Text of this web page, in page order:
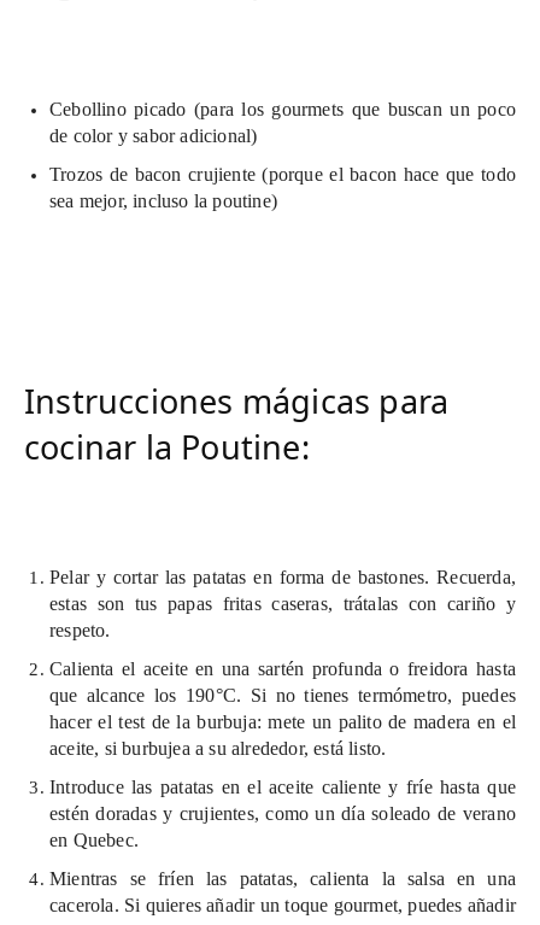
Cebollino picado (para los gourmets que buscan un poco
de color y sabor adicional)
Trozos de bacon crujiente (porque el bacon hace que todo
sea mejor, incluso la poutine)
Instrucciones mágicas para
cocinar la Poutine:
Pelar y cortar las patatas en forma de bastones. Recuerda,
estas son tus papas fritas caseras, trátalas con cariño y
respeto.
Calienta el aceite en una sartén profunda o freidora hasta
que alcance los 190°C. Si no tienes termómetro, puedes
hacer el test de la burbuja: mete un palito de madera en el
aceite, si burbujea a su alrededor, está listo.
Introduce las patatas en el aceite caliente y fríe hasta que
estén doradas y crujientes, como un día soleado de verano
en Quebec.
Mientras se fríen las patatas, calienta la salsa en una
cacerola. Si quieres añadir un toque gourmet, puedes añadir